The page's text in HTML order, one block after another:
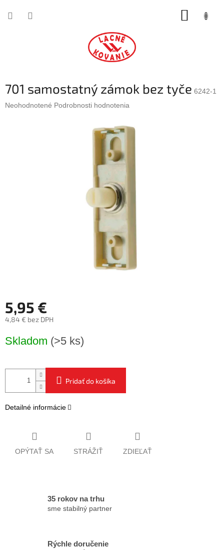
701 samostatný zámok bez tyče 6242-1
Priemerné
Neohodnotené Podrobnosti hodnotenia
5,95 €
4,84 € bez DPH
cena:
Skladom (>5 ks)
Pridať do košíka
Detailné informácie
OPÝTAŤ SA STRÁŽIŤ ZDIEĽAŤ
35 rokov na trhu
sme stabilný partner
Rýchle doručenie